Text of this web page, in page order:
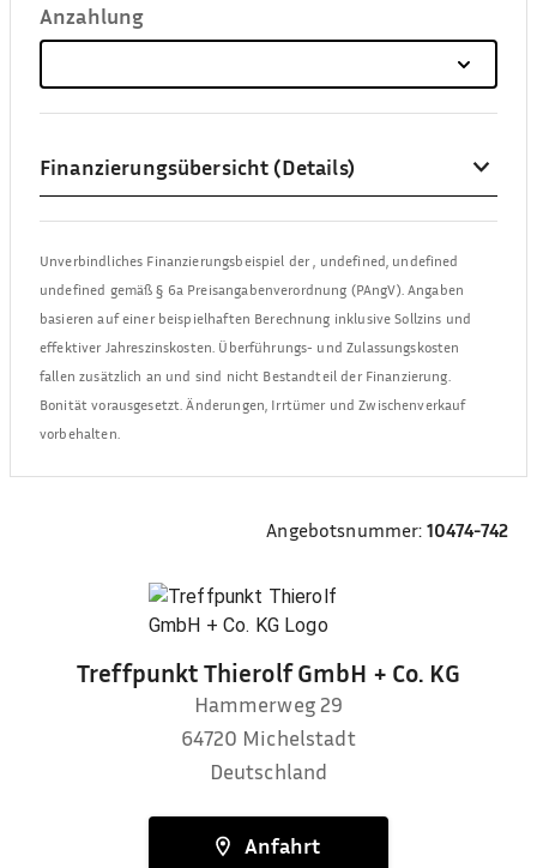
Anzahlung
Finanzierungsübersicht (Details)
Unverbindliches Finanzierungsbeispiel der
undefined, undefined
undefined gemäß § 6a Preisangabenverordnung (PAngV). Angaben
basieren auf einer beispielhaften Berechnung inklusive Sollzins und
effektiver Jahreszinskosten. Überführungs- und Zulassungskosten
fallen zusätzlich an und sind nicht Bestandteil der Finanzierung.
Bonität vorausgesetzt. Änderungen, Irrtümer und Zwischenverkauf
vorbehalten.
Angebotsnummer: 10474-742
Treffpunkt Thierolf GmbH + Co. KG
Hammerweg 29
64720 Michelstadt
Deutschland
Anfahrt